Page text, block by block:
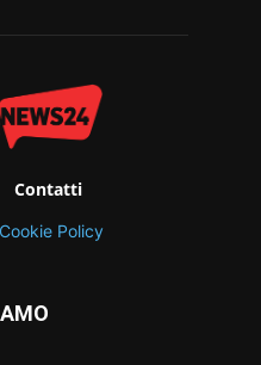
Contatti
Cookie Policy